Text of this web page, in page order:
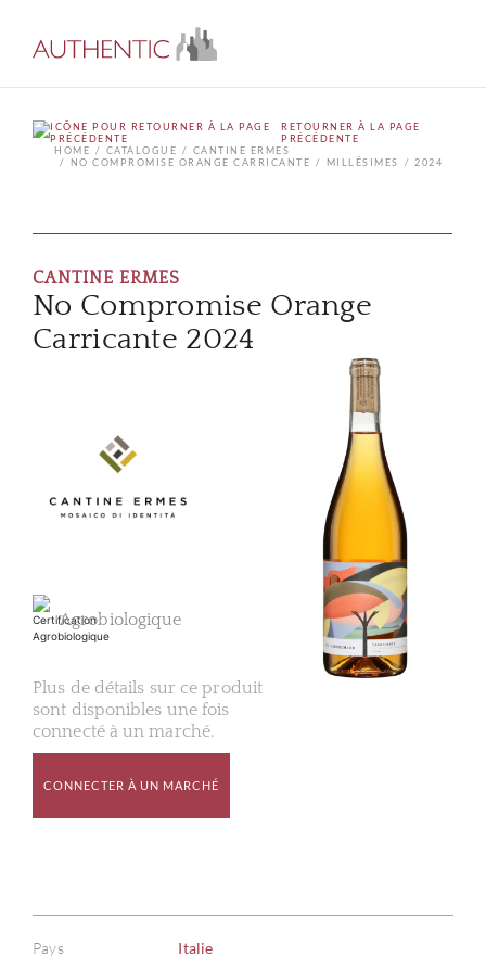
RETOURNER À LA PAGE
PRÉCÉDENTE
HOME
CATALOGUE
CANTINE ERMES
NO COMPROMISE ORANGE CARRICANTE
MILLÉSIMES 2024
CANTINE ERMES
No Compromise Orange
Carricante 2024
Agrobiologique
Plus de détails sur ce produit
sont disponibles une fois
connecté à un marché.
CONNECTER À UN MARCHÉ
Pays Italie